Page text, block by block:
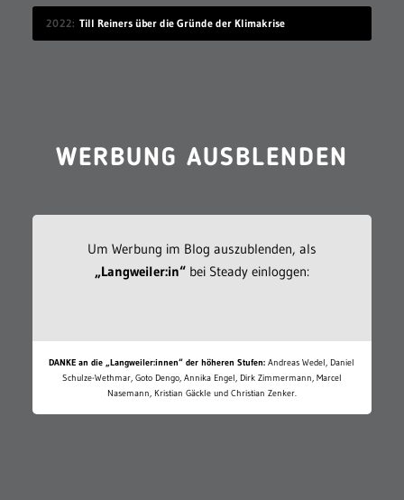
2022 Till Reiners über die Gründe der Klimakrise
WERBUNG AUSBLENDEN
Um Werbung im Blog auszublenden, als
„Langweiler:in“bei Steady einloggen:
DANKE an die „Langweiler:innen“ der höheren Stufen: Andreas Wedel, Daniel
Schulze-Wethmar, Goto Dengo, Annika Engel, Dirk Zimmermann, Marcel
Nasemann, Kristian Gäckle und Christian Zenker.